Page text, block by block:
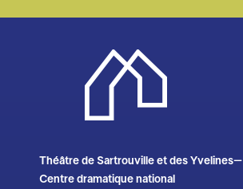
Théâtre de Sartrouville et des Yvelines–
Centre dramatique national